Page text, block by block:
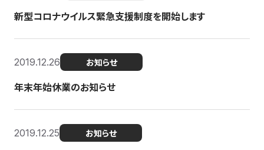
新型コロナウイルス緊急支援制度を開始します
2019.12.26 お知らせ
年末年始休業のお知らせ
2019.12.25 お知らせ